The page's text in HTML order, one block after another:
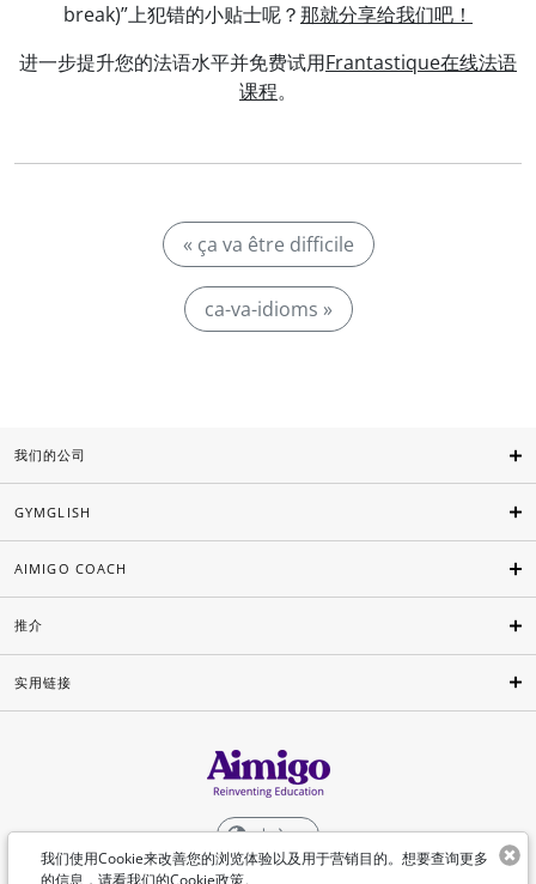
break)”上犯错的小贴士呢？那就分享给我们吧！
进一步提升您的法语水平并免费试用Frantastique在线法语
课程。
« ça va être difficile
ca-va-idioms »
我们使用Cookie来改善您的浏览体验以及用于营销目的。想要查询更多
的信息，请看我们的Cookie政策。
我们的公司
GYMGLISH
AIMIGO COACH
推介
实用链接
中文